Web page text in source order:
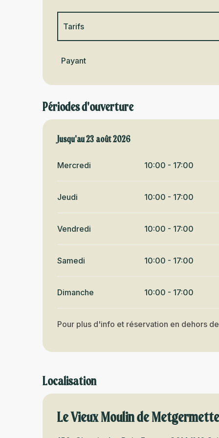
Tarifs
Payant
Périodes d'ouverture
Du28 juin 2026au23 août 2026
Jusqu'au23 août 2026
Mercredi 10:00 - 17:00
Jeudi 10:00 - 17:00
Vendredi 10:00 - 17:00
Samedi 10:00 - 17:00
Dimanche 10:00 - 17:00
Pour plus d'info et réservation en dehors
Localisation
Le Vieux Moulin de